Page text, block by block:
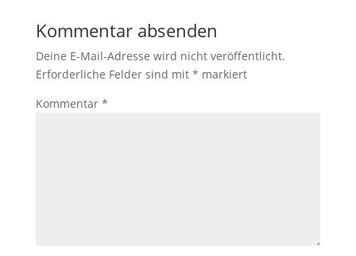
Kommentar absenden
Deine E-Mail-Adresse wird nicht veröffentlicht.
Erforderliche Felder sind mit * markiert
Kommentar *